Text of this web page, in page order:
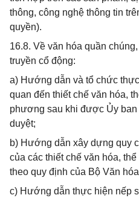
thông, công nghệ thông tin
quyền).
16.8. Về văn hóa quần
truyền cổ động:
a) Hướng dẫn và tổ chức
quan đến thiết chế văn hóa,
phương sau khi được Ủy
duyệt;
b) Hướng dẫn xây dựng quy
của các thiết chế văn hóa,
theo quy định của Bộ Văn
c) Hướng dẫn thực hiện nếp